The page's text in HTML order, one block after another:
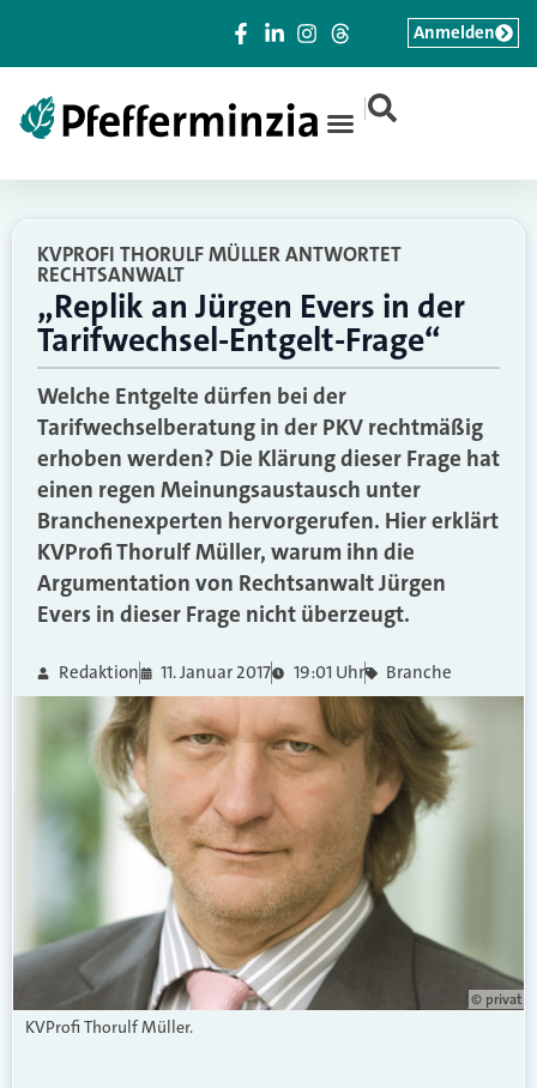
|
Anmelden
KVPROFI THORULF MÜLLER ANTWORTET
RECHTSANWALT
„Replik an Jürgen Evers in der
Tarifwechsel-Entgelt-Frage“
Welche Entgelte dürfen bei der
Tarifwechselberatung in der PKV rechtmäßig
erhoben werden? Die Klärung dieser Frage hat
einen regen Meinungsaustausch unter
Branchenexperten hervorgerufen. Hier erklärt
KVProfi Thorulf Müller, warum ihn die
Argumentation von Rechtsanwalt Jürgen
Evers in dieser Frage nicht überzeugt.
Redaktion 11. Januar 2017 19:01 Uhr Branche
© privat
KVProfi Thorulf Müller.